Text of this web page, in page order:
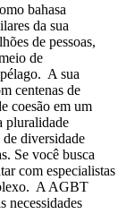
bahasa
da sua
de pessoas,
de
A sua
centenas de
coesão em um
pluralidade
diversidade
Se você busca
com especialistas
A AGBT
necessidades